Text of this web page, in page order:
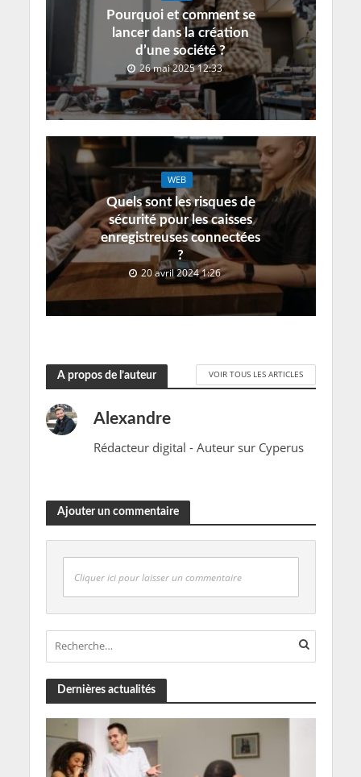
Pourquoi et comment se
lancer dans la création
d’une société ?
26 mai 2025 12:33
WEB
Quels sont les risques de
sécurité pour les caisses
enregistreuses connectées
?
20 avril 2024 1:26
A propos de l’auteur VOIR TOUS LES ARTICLES
Alexandre
Rédacteur digital - Auteur sur Cyperus
Ajouter un commentaire
Cliquer ici pour laisser un commentaire
Dernières actualités